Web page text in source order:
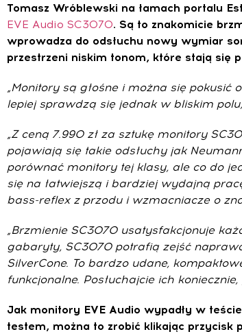
Tomasz Wróblewski na łamach portalu
EVE Audio SC3070. Są to znakomicie
wprowadza do odsłuchu nowy wymiar
przestrzeni niskim tonom, które stają się
„Monitory są głośne i można się
lepiej sprawdzą się jednak w bliskim
„Z ceną 7.990 zł za sztukę monitory
pojawiają się takie odsłuchy jak
porównać monitory tej klasy, ale co do
się na łatwiejszą i bardziej wydajną
bass-reflex z przodu i wzmacniacze o
„Brzmienie SC3070 usatysfakcjonuje
gabaryty, SC3070 potrafią zejść
SilverCone. To bardzo udane,
funkcjonalne. Posłuchajcie ich
Jak monitory EVE Audio wypadły w
testem, można to zrobić klikając przycisk